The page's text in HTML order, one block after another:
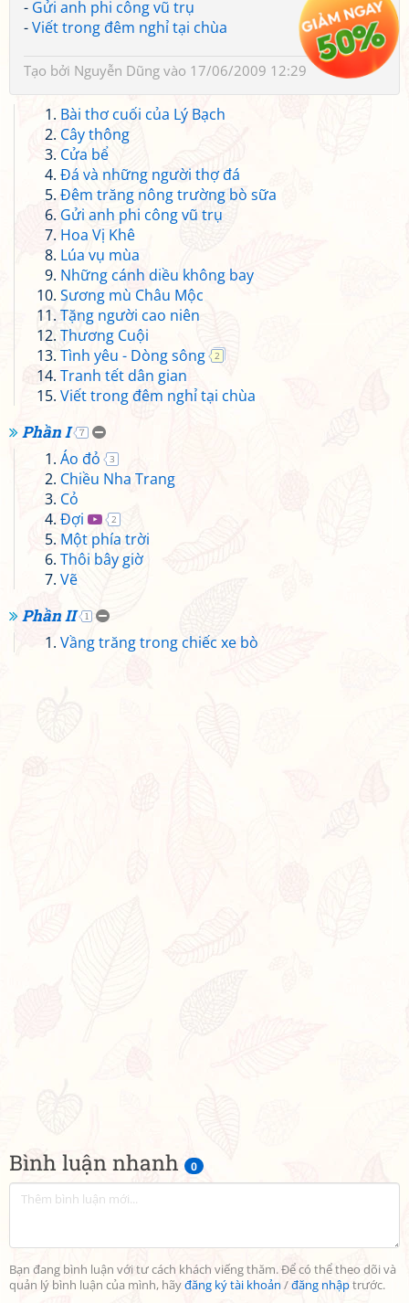
Bình luận nhanh 0
Bạn đang bình luận với tư cách khách viếng thăm. Để có thể theo dõi và
quản lý bình luận của mình, hãyđăng ký tài khoản /đăng nhậptrước.
- Gửi anh phi công vũ trụ
-Viết trong đêm nghỉ tại chùa
Tạo bởi Nguyễn Dũng vào 17/06/2009 12:29
Bài thơ cuối của Lý Bạch
Cây thông
Cửa bể
Đá và những người thợ đá
Đêm trăng nông trường bò sữa
Gửi anh phi công vũ trụ
Hoa Vị Khê
Lúa vụ mùa
Những cánh diều không bay
Sương mù Châu Mộc
Tặng người cao niên
Thương Cuội
Tình yêu - Dòng sông
2
Tranh tết dân gian
Viết trong đêm nghỉ tại chùa
Phần I 7
Áo đỏ 3
Chiều Nha Trang
Cỏ
Đợi
2
Một phía trời
Thôi bây giờ
Vẽ
Phần II 1
Vầng trăng trong chiếc xe bò